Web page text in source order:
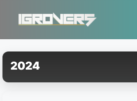
conteúdo
2024